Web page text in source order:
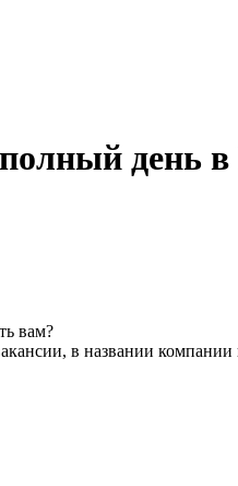
день в
вам?
в названии